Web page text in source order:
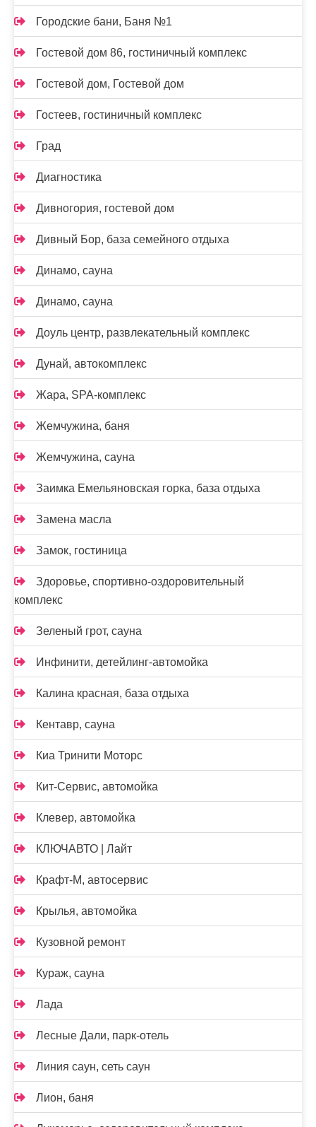
Городские бани, Баня №1
Гостевой дом 86, гостиничный комплекс
Гостевой дом, Гостевой дом
Гостеев, гостиничный комплекс
Град
Диагностика
Дивногория, гостевой дом
Дивный Бор, база семейного отдыха
Динамо, сауна
Динамо, сауна
Доуль центр, развлекательный комплекс
Дунай, автокомплекс
Жара, SPA-комплекс
Жемчужина, баня
Жемчужина, сауна
Заимка Емельяновская горка, база отдыха
Замена масла
Замок, гостиница
Здоровье, спортивно-оздоровительный
комплекс
Зеленый грот, сауна
Инфинити, детейлинг-автомойка
Калина красная, база отдыха
Кентавр, сауна
Киа Тринити Моторс
Кит-Сервис, автомойка
Клевер, автомойка
КЛЮЧАВТО | Лайт
Крафт-М, автосервис
Крылья, автомойка
Кузовной ремонт
Кураж, сауна
Лада
Лесные Дали, парк-отель
Линия саун, сеть саун
Лион, баня